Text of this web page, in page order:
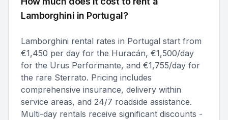
Lamborghini in Portugal?
Lamborghini rental rates in Portugal start from
€1,450 per day for the Huracán, €1,500/day
for the Urus Performante, and €1,755/day for
the rare Sterrato. Pricing includes
comprehensive insurance, delivery within
service areas, and 24/7 roadside assistance.
Multi-day rentals receive significant discounts -